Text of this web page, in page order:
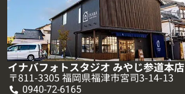
イナバフォトスタジオ みやじ参道本店
〒811-3305 福岡県福津市宮司3-14-13
0940-72-6165